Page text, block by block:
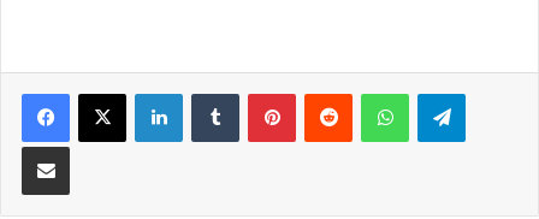
LinkedInTumblrPinterestReddit WhatsApp
Partilhar Via Email